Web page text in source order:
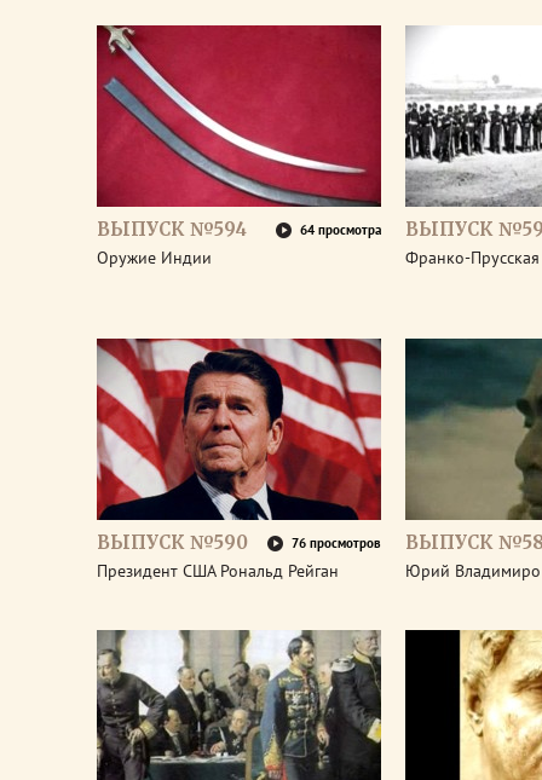
ВЫПУСК №594 64 просмотра
Оружие Индии
ВЫПУСК
Франко-
ВЫПУСК №590 76 просмотров
Президент США Рональд Рейган
ВЫПУСК
Юрий